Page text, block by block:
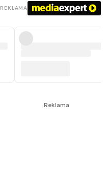
REKLAMA
Reklama